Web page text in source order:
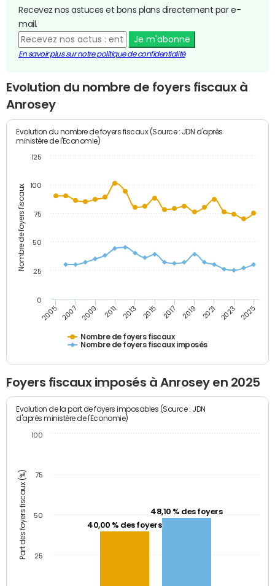
Recevez nos astuces et bons plans directement par e-
mail.
Je m'abonne
En savoir plus sur notre politique de confidentialité
Evolution du nombre de foyers fiscaux à
Anrosey
Nombre de foyers fiscaux
Evolution du nombre de foyers fiscaux (Source : JDN d'après
ministère de l'Economie)
Nombre de foyers fiscaux
Nombre de foyers fiscaux imposés
2005 2007 2009 2011 2013 2015 2017 2019 2021 2023 2025
0
25
50
75
100
125
Foyers fiscaux imposés à Anrosey en 2025
Part des foyers fiscaux (%)
Evolution de la part de foyers imposables (Source : JDN
d'après ministère de l'Economie)
40,00 % des foyers
48,10 % des foyers
25
50
75
100